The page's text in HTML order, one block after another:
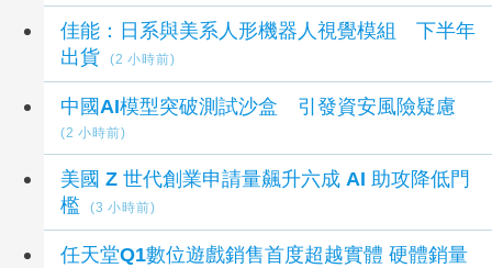
佳能：日系與美系人形機器人視覺模組 下半年
出貨
(2 小時前)
中國AI模型突破測試沙盒 引發資安風險疑慮
(2 小時前)
美國 Z 世代創業申請量飆升六成 AI 助攻降低門
檻
(3 小時前)
任天堂Q1數位遊戲銷售首度超越實體 硬體銷量